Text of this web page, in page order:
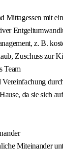
Mittagessen mit
z. B.
Zuschuss zur
Team
da sie sich
Miteinander